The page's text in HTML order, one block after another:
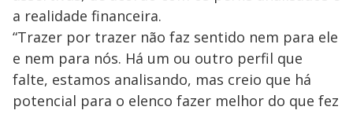
a realidade financeira.
“Trazer por trazer não faz sentido nem para ele
e nem para nós. Há um ou outro perfil que
falte, estamos analisando, mas creio que há
potencial para o elenco fazer melhor do que fez